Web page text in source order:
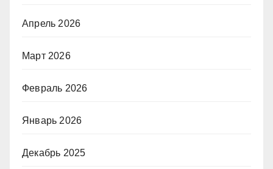
Апрель 2026
Март 2026
Февраль 2026
Январь 2026
Декабрь 2025